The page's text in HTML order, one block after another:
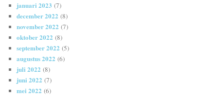
januari 2023 (7)
december 2022 (8)
november 2022 (7)
oktober 2022 (8)
september 2022 (5)
augustus 2022 (6)
juli 2022 (8)
juni 2022 (7)
mei 2022 (6)